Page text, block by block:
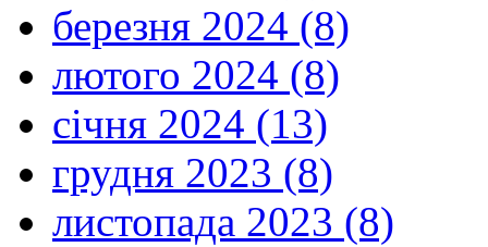
березня 2024 (8)
лютого 2024 (8)
січня 2024 (13)
грудня 2023 (8)
листопада 2023 (8)